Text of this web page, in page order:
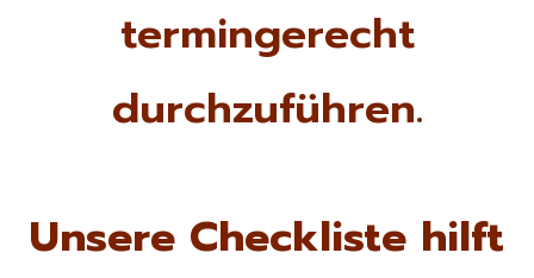
termingerecht
durchzuführen.
Unsere Checkliste hilft